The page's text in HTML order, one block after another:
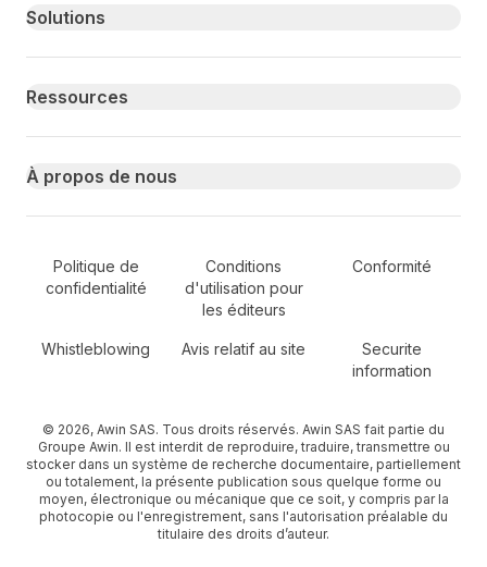
Primary footer navigation
Solutions
Ressources
À propos de nous
Secondary Footer Navigation
Politique de
confidentialité
Conditions
d'utilisation pour
les éditeurs
Conformité
Whistleblowing Avis relatif au site
Securite
information
© 2026, Awin SAS. Tous droits réservés. Awin SAS fait partie du
Groupe Awin. Il est interdit de reproduire, traduire, transmettre ou
stocker dans un système de recherche documentaire, partiellement
ou totalement, la présente publication sous quelque forme ou
moyen, électronique ou mécanique que ce soit, y compris par la
photocopie ou l'enregistrement, sans l'autorisation préalable du
titulaire des droits d’auteur.